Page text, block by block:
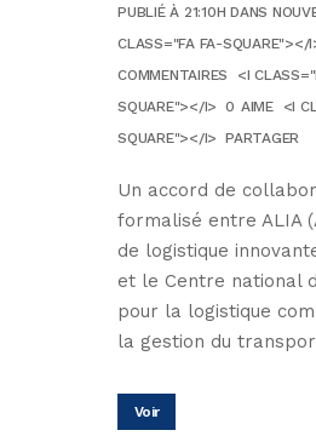
PUBLIÉ À 21:10H DANS
CLASS="FA FA-SQUARE"></
COMMENTAIRES
<I
SQUARE"></I> 0 AIME
<I
SQUARE"></I> PARTAGER
Un accord de
formalisé entre ALIA
de logistique
et le Centre national
pour la logistique
la gestion du
Voir